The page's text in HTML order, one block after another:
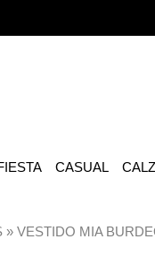
CASUAL
» VESTIDO MIA